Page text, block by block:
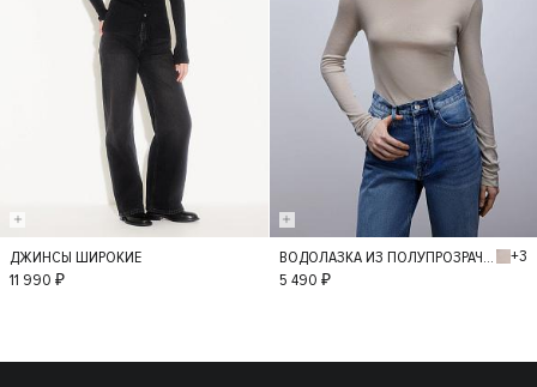
36
ДЖИНСЫ ШИРОКИЕ
11 990 ₽
M
ВОДОЛАЗКА ИЗ ПОЛУПРОЗРАЧНОГО ТРИКОТАЖА
+3
5 490 ₽